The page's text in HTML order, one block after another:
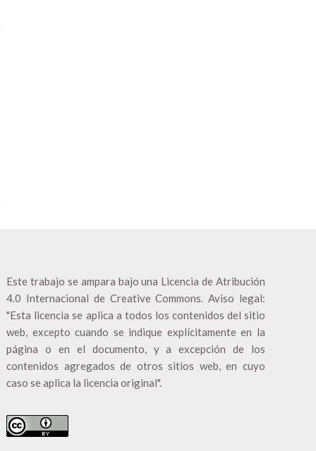
Este trabajo se ampara bajo una Licencia de Atribución
4.0 Internacional de Creative Commons . Aviso legal:
"Esta licencia se aplica a todos los contenidos del sitio
web, excepto cuando se indique explícitamente en la
página o en el documento, y a excepción de los
contenidos agregados de otros sitios web, en cuyo
caso se aplica la licencia original".